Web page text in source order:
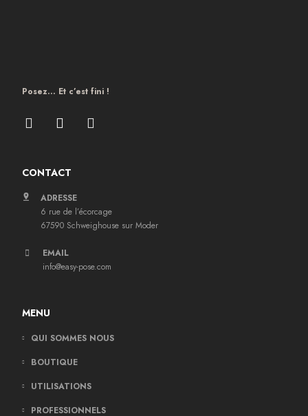
Posez… Et c’est fini !
CONTACT
ADRESSE
6 rue de l’écorcage
67590 Schweighouse sur Moder
EMAIL
info@easy-pose.com
MENU
QUI SOMMES NOUS
BOUTIQUE
UTILISATIONS
PROFESSIONNELS